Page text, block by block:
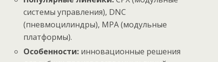
системы управления), DNC
(пневмоцилиндры), MPA (модульные
платформы).
Особенности: инновационные решения